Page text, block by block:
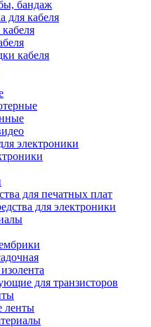
бандаж
для кабеля
кабеля
электроники
для печатных плат
для электроники
для транзисторов
ленты